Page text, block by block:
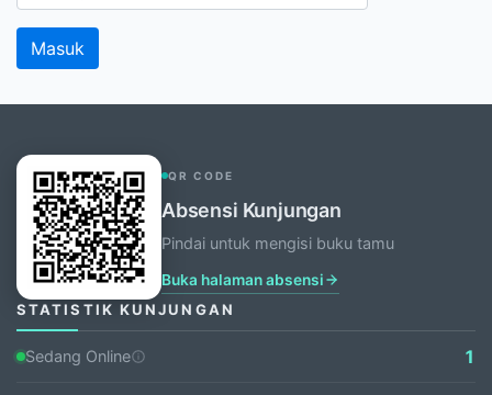
QR CODE
Absensi Kunjungan
Pindai untuk mengisi buku tamu
Buka halaman absensi
STATISTIK KUNJUNGAN
Sedang Online 1